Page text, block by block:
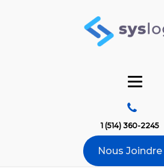
1 (514) 360-2245
Nous Joindre